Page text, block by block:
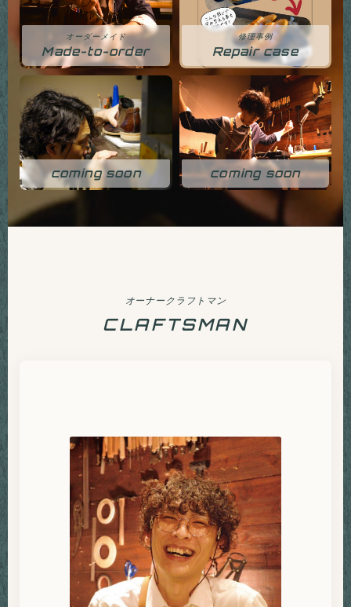
オーダーメイド
Made-to-order
修理事例
Repair case
coming soon coming soon
オーナークラフトマン
CLAFTSMAN